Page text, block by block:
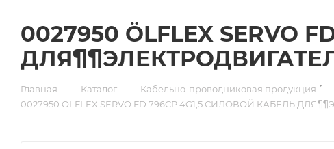
0027950 ÖLFLEX SERVO
Главная — Каталог — Кабельно-проводниковая продукция
0027950 ÖLFLEX SERVO FD 796CP 4G1,5 СИЛОВОЙ КАБЕЛЬ